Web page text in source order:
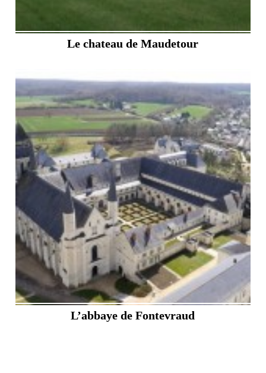
Le chateau de Maudetour
L’abbaye de Fontevraud